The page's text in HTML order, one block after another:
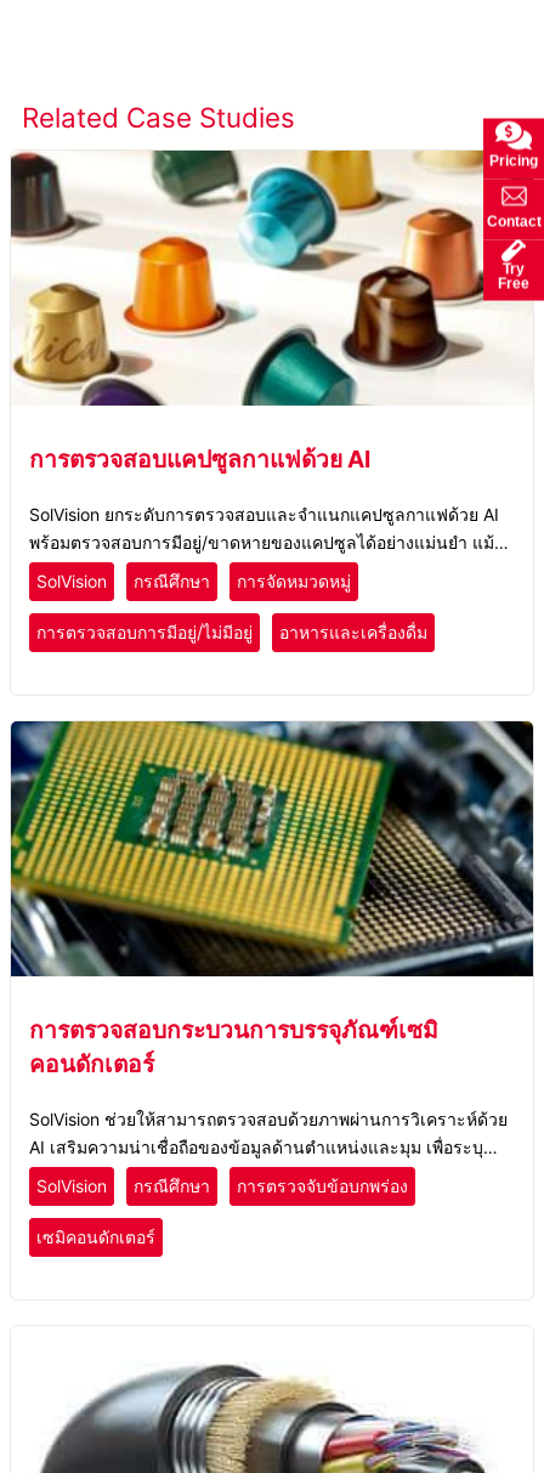
Related Case Studies ดูกรณีศึกษาทั้งหมด
การตรวจสอบแคปซูลกาแฟด้วย AI
SolVision ยกระดับการตรวจสอบและจำแนกแคปซูลกาแฟด้วย AI
พร้อมตรวจสอบการมีอยู่/ขาดหายของแคปซูลได้อย่างแม่นยำ แม้ใน
สภาพที่มีความท้าทายด้านสีและการสะท้อนแสงของบรรจุภัณฑ์
SolVision กรณีศึกษา การจัดหมวดหมู่
การตรวจสอบการมีอยู่/ไม่มีอยู่ อาหารและเครื่องดื่ม
การตรวจสอบกระบวนการบรรจุภัณฑ์เซมิ
คอนดักเตอร์
SolVision ช่วยให้สามารถตรวจสอบด้วยภาพผ่านการวิเคราะห์ด้วย
AI เสริมความน่าเชื่อถือของข้อมูลด้านตำแหน่งและมุม เพื่อระบุ
ผลิตภัณฑ์ที่มีข้อบกพร่องและข้อผิดพลาดในกระบวนการ die
bonding ได้อย่างแม่นยำ
SolVision กรณีศึกษา การตรวจจับข้อบกพร่อง
เซมิคอนดักเตอร์
Pricing
Contact
Try
Free